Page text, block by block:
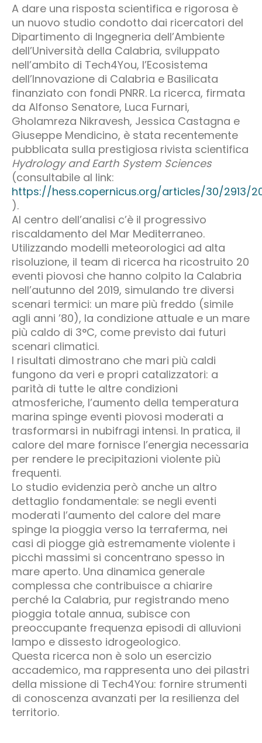
A dare una risposta scientifica e rigorosa è
un nuovo studio condotto dai ricercatori del
Dipartimento di Ingegneria dell’Ambiente
dell’Università della Calabria, sviluppato
nell’ambito di Tech4You, l’Ecosistema
dell’Innovazione di Calabria e Basilicata
finanziato con fondi PNRR. La ricerca, firmata
da Alfonso Senatore, Luca Furnari,
Gholamreza Nikravesh, Jessica Castagna e
Giuseppe Mendicino, è stata recentemente
pubblicata sulla prestigiosa rivista scientifica
Hydrology and Earth System Sciences
(consultabile al link:
https://hess.copernicus.org/articles/30/2913/
).
Al centro dell’analisi c’è il progressivo
riscaldamento del Mar Mediterraneo.
Utilizzando modelli meteorologici ad alta
risoluzione, il team di ricerca ha ricostruito 20
eventi piovosi che hanno colpito la Calabria
nell’autunno del 2019, simulando tre diversi
scenari termici: un mare più freddo (simile
agli anni ’80), la condizione attuale e un mare
più caldo di 3°C, come previsto dai futuri
scenari climatici.
I risultati dimostrano che mari più caldi
fungono da veri e propri catalizzatori: a
parità di tutte le altre condizioni
atmosferiche, l’aumento della temperatura
marina spinge eventi piovosi moderati a
trasformarsi in nubifragi intensi. In pratica, il
calore del mare fornisce l’energia necessaria
per rendere le precipitazioni violente più
frequenti.
Lo studio evidenzia però anche un altro
dettaglio fondamentale: se negli eventi
moderati l’aumento del calore del mare
spinge la pioggia verso la terraferma, nei
casi di piogge già estremamente violente i
picchi massimi si concentrano spesso in
mare aperto. Una dinamica generale
complessa che contribuisce a chiarire
perché la Calabria, pur registrando meno
pioggia totale annua, subisce con
preoccupante frequenza episodi di alluvioni
lampo e dissesto idrogeologico.
Questa ricerca non è solo un esercizio
accademico, ma rappresenta uno dei pilastri
della missione di Tech4You: fornire strumenti
di conoscenza avanzati per la resilienza del
territorio.